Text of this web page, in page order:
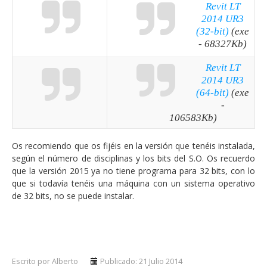
Revit LT
2014 UR3
(32-bit) (exe
- 68327Kb)
Revit LT
2014 UR3
(64-bit) (exe
-
106583Kb)
Os recomiendo que os fijéis en la versión que tenéis instalada,
según el número de disciplinas y los bits del S.O. Os recuerdo
que la versión 2015 ya no tiene programa para 32 bits, con lo
que si todavía tenéis una máquina con un sistema operativo
de 32 bits, no se puede instalar.
Escrito por Alberto Publicado: 21 Julio 2014